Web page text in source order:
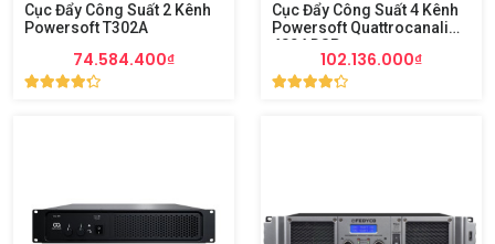
Cục Đẩy Công Suất 2 Kênh
Powersoft T302A
74.584.400₫
Cục Đẩy Công Suất 4 Kênh
Powersoft Quattrocanali
4804 DSP+
102.136.000₫